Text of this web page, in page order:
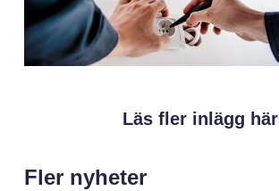
Läs fler inlägg här
Fler nyheter